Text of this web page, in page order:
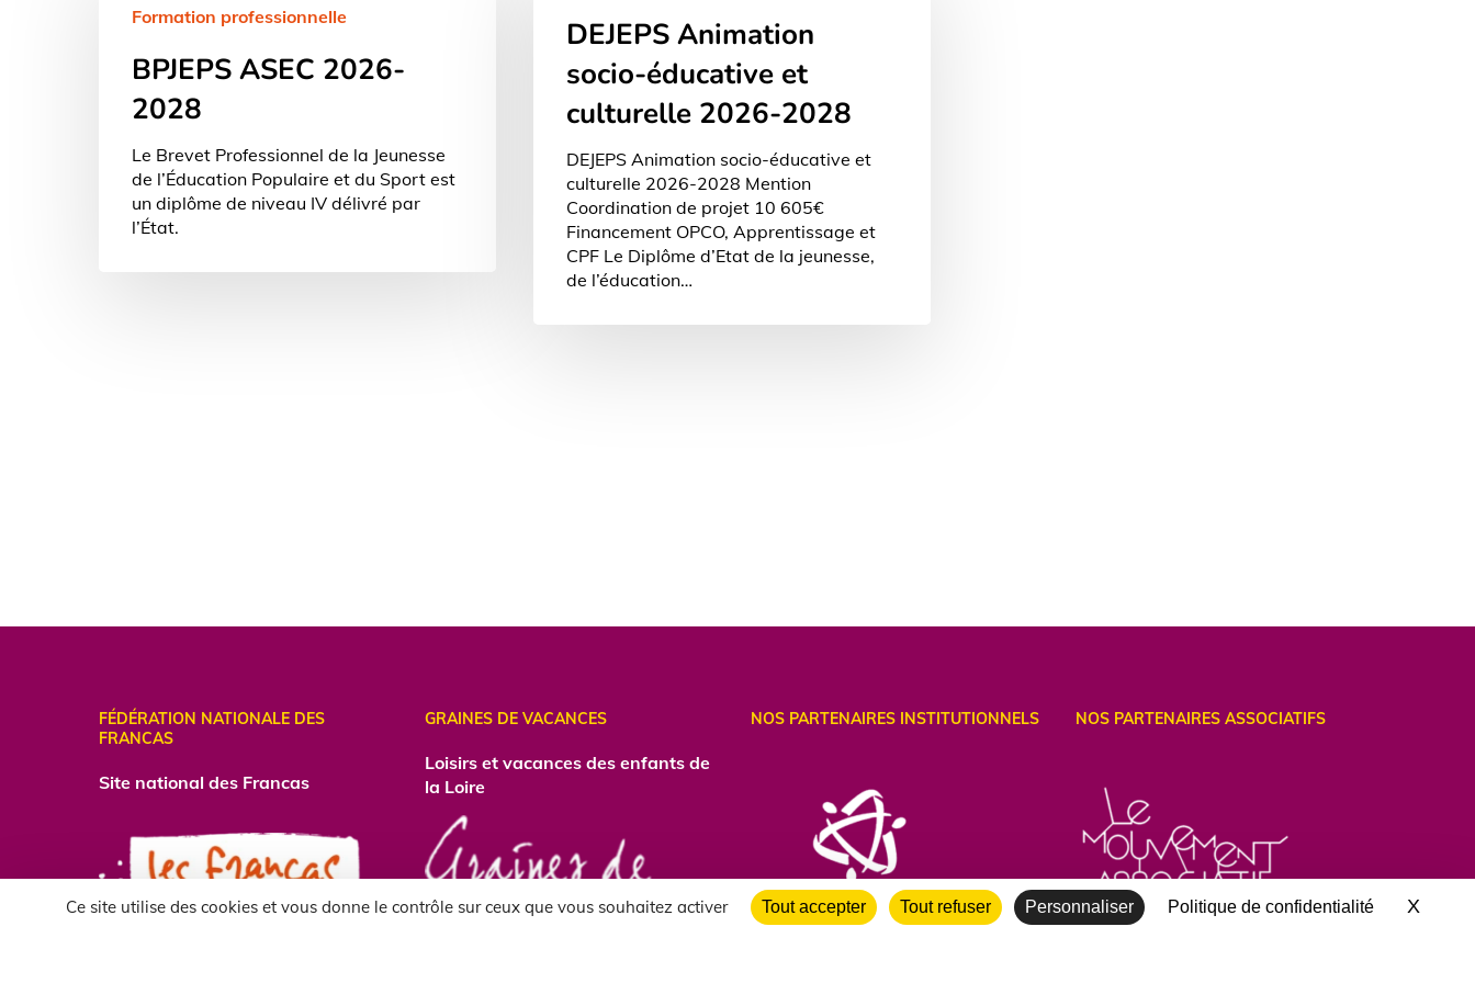
Ce site utilise des cookies et vous donne le contrôle sur ceux que vous souhaitez activer Tout accepter Tout refuser Personnaliser Politique de confidentialité X
2026-Formation professionnelle
BPJEPS ASEC 2026-
2028
Le Brevet Professionnel de la Jeunesse
de l’Éducation Populaire et du Sport est
un diplôme de niveau IV délivré par
l’État.
éducative
culturelle
2026-
2028
DEJEPS Animation
socio-éducative et
culturelle 2026-2028
DEJEPS Animation socio-éducative et
culturelle 2026-2028 Mention
Coordination de projet 10 605€
Financement OPCO, Apprentissage et
CPF Le Diplôme d’Etat de la jeunesse,
de l’éducation…
FÉDÉRATION NATIONALE DES
FRANCAS
Site national des Francas
GRAINES DE VACANCES
Loisirs et vacances des enfants de
la Loire
NOS PARTENAIRES INSTITUTIONNELS NOS PARTENAIRES ASSOCIATIFS